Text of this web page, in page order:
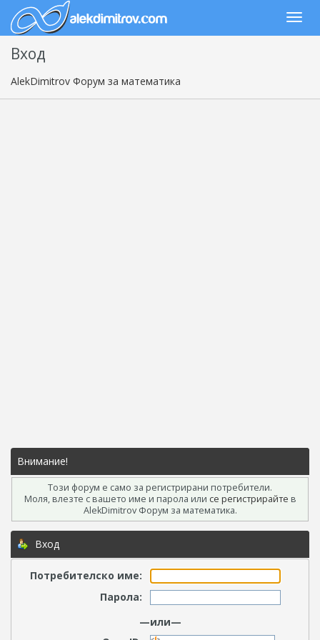
Вход
AlekDimitrov Форум за математика
Внимание!
Този форум е само за регистрирани потребители.
Моля, влезте с вашето име и парола или се регистрирайте в
AlekDimitrov Форум за математика.
Вход
Потребителско име:
Парола:
—или—